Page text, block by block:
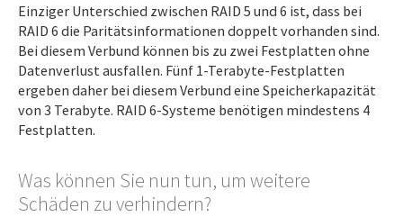
Einziger Unterschied zwischen RAID 5 und 6 ist, dass bei
RAID 6 die Paritätsinformationen doppelt vorhanden sind.
Bei diesem Verbund können bis zu zwei Festplatten ohne
Datenverlust ausfallen. Fünf 1-Terabyte-Festplatten
ergeben daher bei diesem Verbund eine Speicherkapazität
von 3 Terabyte. RAID 6-Systeme benötigen mindestens 4
Festplatten.
Was können Sie nun tun, um weitere
Schäden zu verhindern?